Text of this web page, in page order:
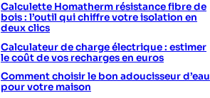
Calculette Homatherm résistance fibre de
bois : l’outil qui chiffre votre isolation en
deux clics
Calculateur de charge électrique : estimer
le coût de vos recharges en euros
Comment choisir le bon adoucisseur d’eau
pour votre maison